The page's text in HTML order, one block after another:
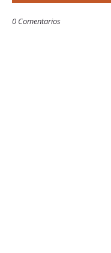
0 Comentarios